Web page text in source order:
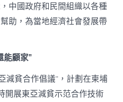
國
家
扶
養
貧
門
戶〉
中
中國政府和民間組織以各種
助，為當地經濟社會發展帶
能顧家”
減貧合作倡議”，計劃在柬埔
開展東亞減貧示范合作技術